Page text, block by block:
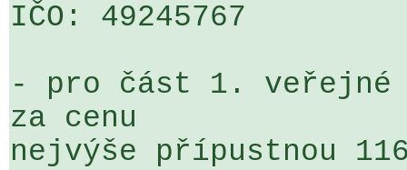
IČO: 49245767
- pro část 1. veřejné
za cenu
nejvýše přípustnou